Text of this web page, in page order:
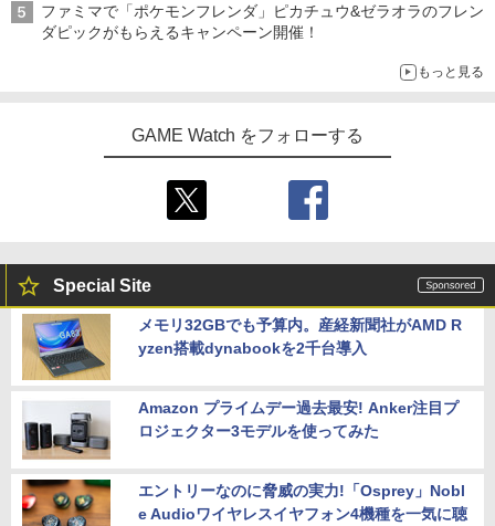
ファミマで「ポケモンフレンダ」ピカチュウ&ゼラオラのフレン
ダピックがもらえるキャンペーン開催！
もっと見る
GAME Watch をフォローする
Special Site
メモリ32GBでも予算内。産経新聞社がAMD R
yzen搭載dynabookを2千台導入
Amazon プライムデー過去最安! Anker注目プ
ロジェクター3モデルを使ってみた
エントリーなのに脅威の実力!「Osprey」Nobl
e Audioワイヤレスイヤフォン4機種を一気に聴